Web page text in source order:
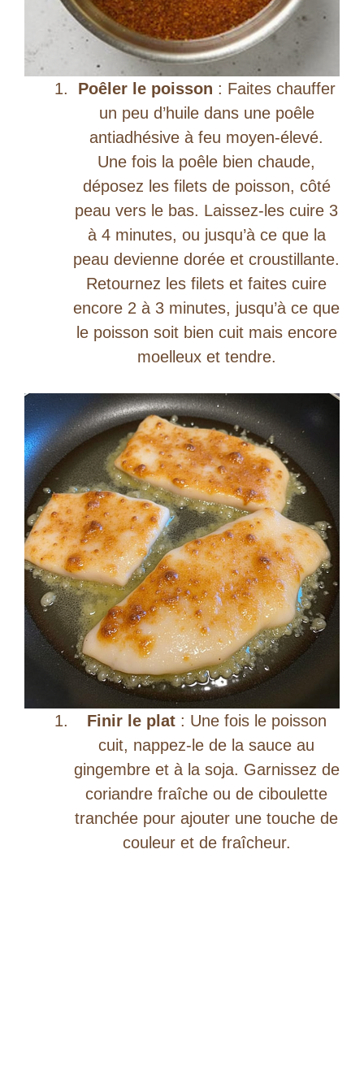
o
Poêler le poisson : Faites chauffer
un peu d’huile dans une poêle
antiadhésive à feu moyen-élevé.
Une fois la poêle bien chaude,
déposez les filets de poisson, côté
peau vers le bas. Laissez-les cuire 3
à 4 minutes, ou jusqu’à ce que la
peau devienne dorée et croustillante.
Retournez les filets et faites cuire
encore 2 à 3 minutes, jusqu’à ce que
le poisson soit bien cuit mais encore
moelleux et tendre.
Finir le plat: Une fois le poisson
cuit, nappez-le de la sauce au
gingembre et à la soja. Garnissez de
coriandre fraîche ou de ciboulette
tranchée pour ajouter une touche de
couleur et de fraîcheur.